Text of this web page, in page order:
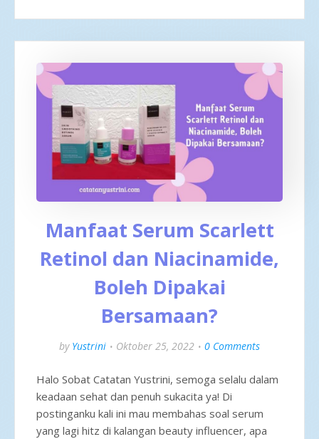
Manfaat Serum Scarlett
Retinol dan Niacinamide,
Boleh Dipakai
Bersamaan?
by Yustrini Oktober 25, 2022 0 Comments
Halo Sobat Catatan Yustrini, semoga selalu dalam
keadaan sehat dan penuh sukacita ya! Di
postinganku kali ini mau membahas soal serum
yang lagi hitz di kalangan beauty influencer, apa